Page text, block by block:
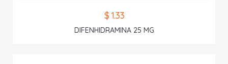
$ 1.33
DIFENHIDRAMINA 25 MG